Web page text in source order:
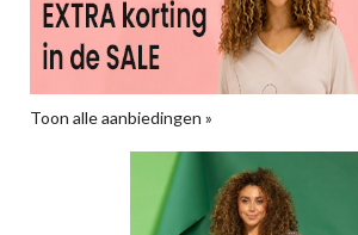
Toon alle aanbiedingen »